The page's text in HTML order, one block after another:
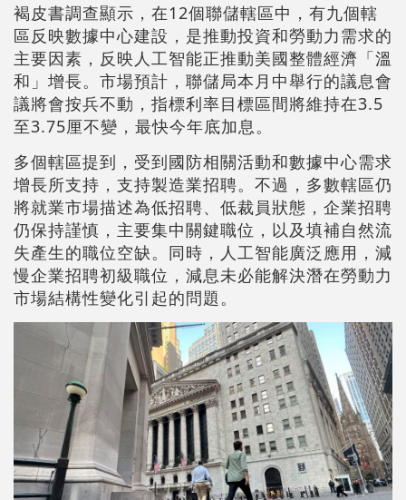
褐皮書調查顯示，在12個聯儲轄區中，有九個轄
區反映數據中心建設，是推動投資和勞動力需求的
主要因素，反映人工智能正推動美國整體經濟「溫
和」增長。市場預計，聯儲局本月中舉行的議息會
議將會按兵不動，指標利率目標區間將維持在3.5
至3.75厘不變，最快今年底加息。
多個轄區提到，受到國防相關活動和數據中心需求
增長所支持，支持製造業招聘。不過，多數轄區仍
將就業市場描述為低招聘、低裁員狀態，企業招聘
仍保持謹慎，主要集中關鍵職位，以及填補自然流
失產生的職位空缺。同時，人工智能廣泛應用，減
慢企業招聘初級職位，減息未必能解決潛在勞動力
市場結構性變化引起的問題。